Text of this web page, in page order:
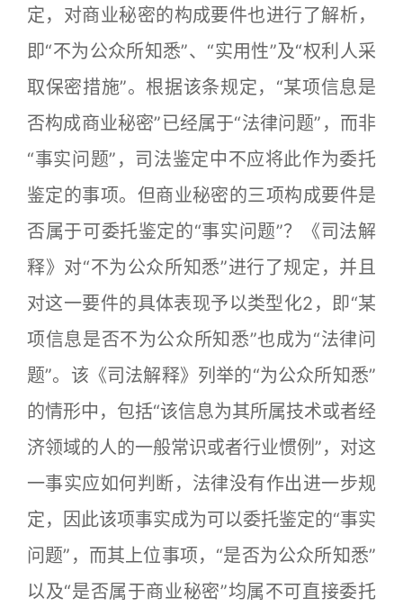
定，对商业秘密的构成要件也进行了解析，
即“不为公众所知悉”、“实用性”及“权利人采
取保密措施”。根据该条规定，“某项信息是
否构成商业秘密”已经属于“法律问题”，而非
“事实问题”，司法鉴定中不应将此作为委托
鉴定的事项。但商业秘密的三项构成要件是
否属于可委托鉴定的“事实问题”？《司法解
释》对“不为公众所知悉”进行了规定，并且
对这一要件的具体表现予以类型化2，即“某
项信息是否不为公众所知悉”也成为“法律问
题”。该《司法解释》列举的“为公众所知悉”
的情形中，包括“该信息为其所属技术或者经
济领域的人的一般常识或者行业惯例”，对这
一事实应如何判断，法律没有作出进一步规
定，因此该项事实成为可以委托鉴定的“事实
问题”，而其上位事项，“是否为公众所知悉”
以及“是否属于商业秘密”均属不可直接委托